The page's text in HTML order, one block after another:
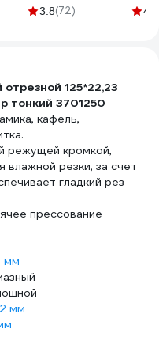
3.8(72)
T42
4.3
125*22,23
тонкий 3701250
кафель,
режущей кромкой,
влажной резки, за счет
гладкий рез
прессование
мм
мм